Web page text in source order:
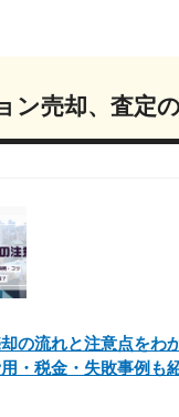
ン売却、査定
の流れと注意点をわ
・税金・失敗事例も